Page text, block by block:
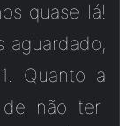
quase lá!
aguardado,
Quanto a
de não ter